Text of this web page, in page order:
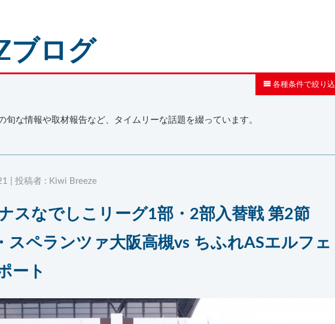
ブログ
各種条件で絞り
旬な情報や取材報告など、タイムリーな話題を綴っています。
| 投稿者 : Kiwi Breeze
スなでしこリーグ1部・2部入替戦 第2節
スペランツァ大阪高槻vs ちふれASエルフェ
ート